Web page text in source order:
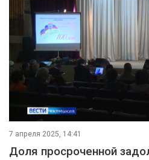
7 апреля 2025, 14:41
Доля просроченной